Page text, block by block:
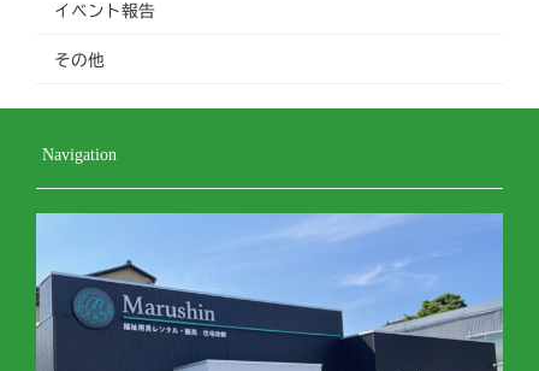
イベント報告
その他
Navigation